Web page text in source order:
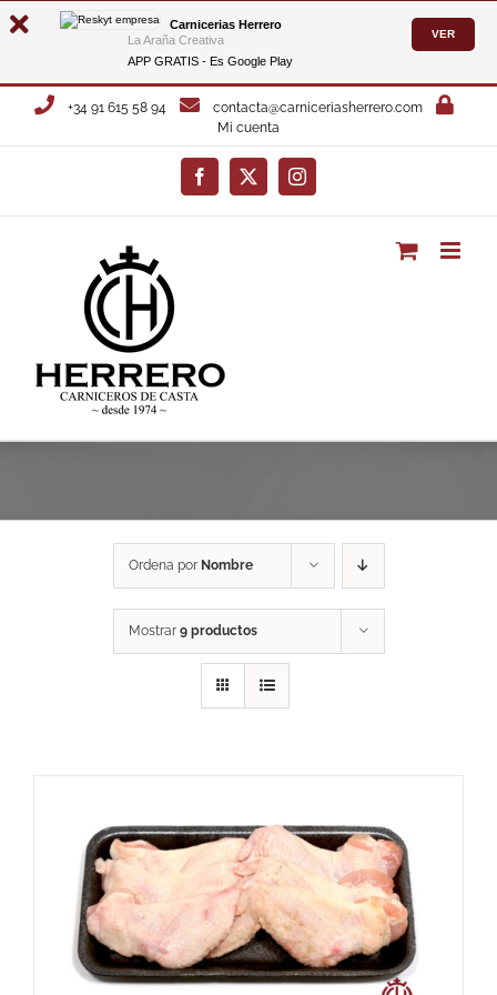
Carnicerias Herrero
La Araña Creativa
APP GRATIS - Es Google Play
VER
Saltar
+34 91 615 58 94
contacta@carniceriasherrero.com
Mi cuenta
Facebook
X Instagram
Ordena por Nombre
Mostrar 9 productos